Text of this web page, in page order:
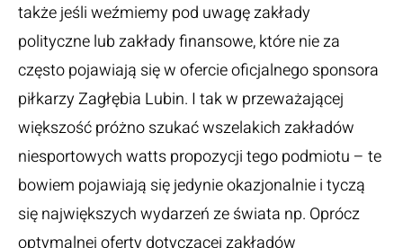
także jeśli weźmiemy pod uwagę zakłady
polityczne lub zakłady finansowe, które nie za
często pojawiają się w ofercie oficjalnego sponsora
piłkarzy Zagłębia Lubin. I tak w przeważającej
większość próżno szukać wszelakich zakładów
niesportowych watts propozycji tego podmiotu – te
bowiem pojawiają się jedynie okazjonalnie i tyczą
się największych wydarzeń ze świata np. Oprócz
optymalnej oferty dotyczącej zakładów